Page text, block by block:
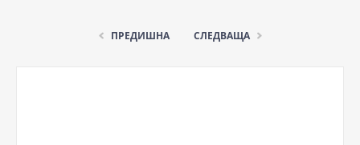
ПРЕДИШНА СЛЕДВАЩА